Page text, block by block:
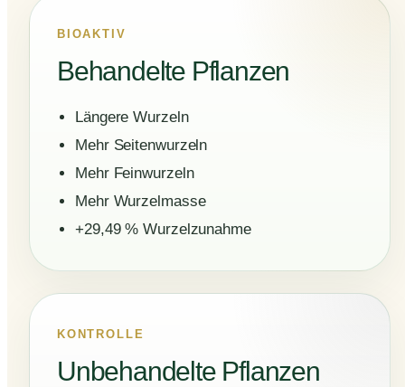
BIOAKTIV
Behandelte Pflanzen
Längere Wurzeln
Mehr Seitenwurzeln
Mehr Feinwurzeln
Mehr Wurzelmasse
+29,49 % Wurzelzunahme
KONTROLLE
Unbehandelte Pflanzen